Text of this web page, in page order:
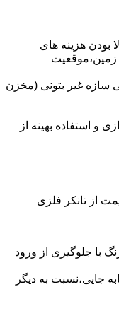
بودن هزینه های
سازه غیر بتونی (مخزن
استفاده بهینه از
از تانکر فلزی
با جلوگیری از ورود
جایی،نسبت به دیگر